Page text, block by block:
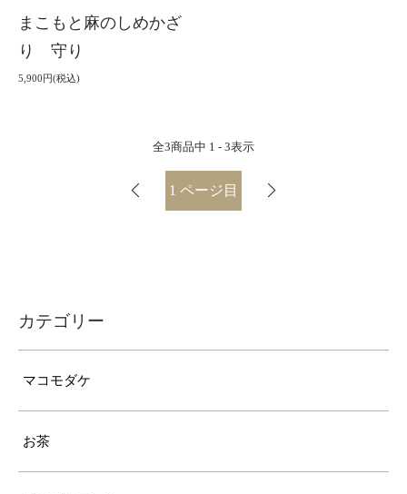
まこもと麻のしめかざ
り 守り
5,900円(税込)
全3商品中 1 - 3表示
1 ページ目
カテゴリー
マコモダケ
お茶